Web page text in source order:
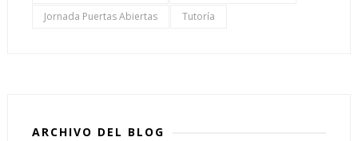
Jornada Puertas Abiertas
Tutoría
ARCHIVO DEL BLOG